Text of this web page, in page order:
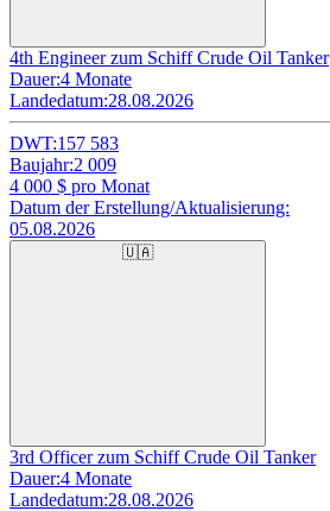
4th Engineer zum Schiff Crude Oil Tanker
Dauer:4 Monate
Landedatum:28.08.2026
DWT:157 583
Baujahr:2 009
4 000 $ pro Monat
Datum der Erstellung/Aktualisierung:
05.08.2026
🇺🇦
3rd Officer zum Schiff Crude Oil Tanker
Dauer:4 Monate
Landedatum:28.08.2026